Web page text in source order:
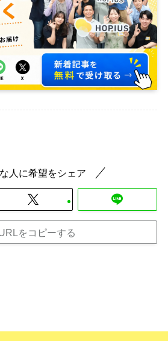
人に希望をシェア
をコピーする